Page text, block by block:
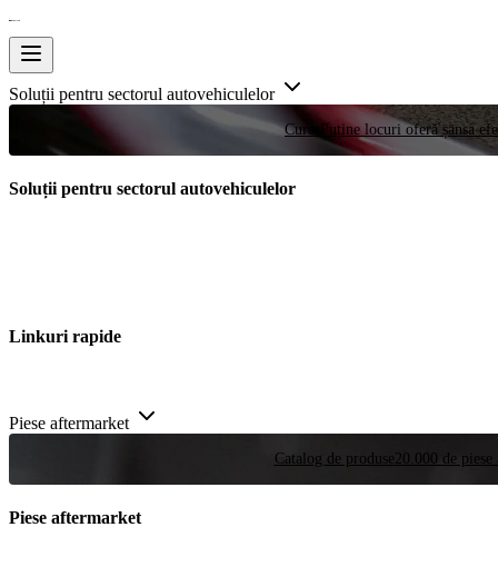
Soluții pentru sectorul autovehiculelor
Curse Puține locuri oferă șansa
Soluții pentru sectorul autovehiculelor
Linkuri rapide
Piese aftermarket
Catalog de produse 20.000 de
Piese aftermarket